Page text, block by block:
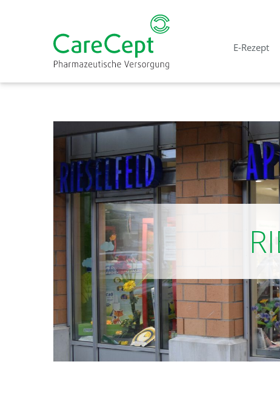
E-Rezept